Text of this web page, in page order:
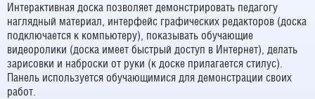
Интерактивная доска позволяет демонстрировать педагогу
наглядный материал, интерфейс графических редакторов (доска
подключается к компьютеру), показывать обучающие
видеоролики (доска имеет быстрый доступ в Интернет), делать
зарисовки и наброски от руки (к доске прилагается стилус).
Панель используется обучающимися для демонстрации своих
работ.